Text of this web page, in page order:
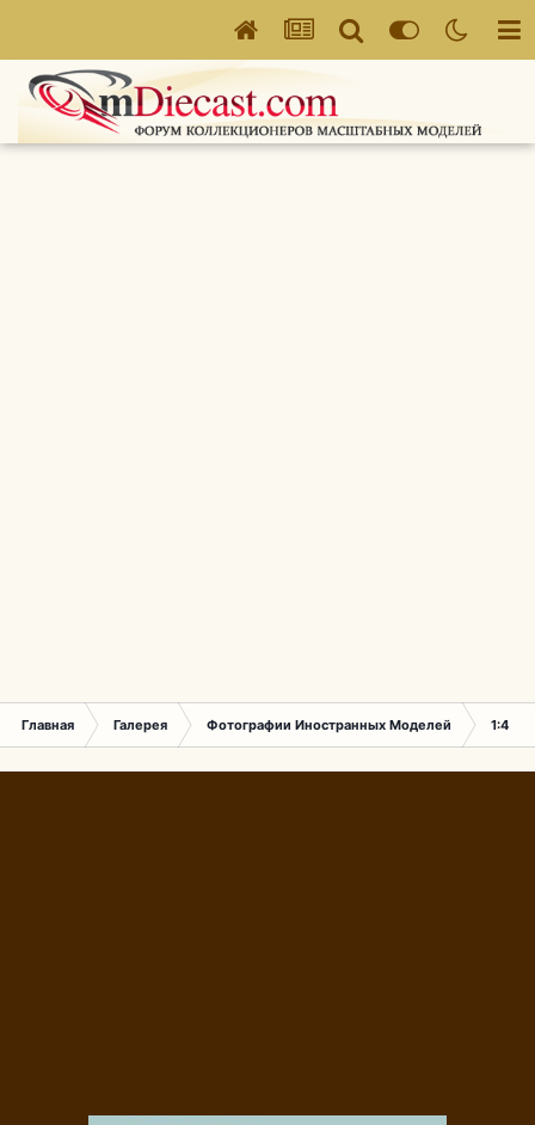
Главная Галерея Фотографии Иностранных Моделей 1:43